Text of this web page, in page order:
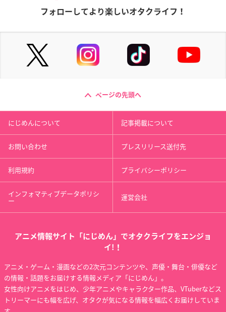
フォローしてより楽しいオタクライフ！
ページの先頭へ
にじめんについて 記事掲載について
お問い合わせ プレスリリース送付先
利用規約 プライバシーポリシー
インフォマティブデータポリシ
ー 運営会社
アニメ情報サイト「にじめん」でオタクライフをエンジョ
イ!！
アニメ・ゲーム・漫画などの2次元コンテンツや、声優・舞台・俳優など
の情報・話題をお届けする情報メディア「にじめん」。
女性向けアニメをはじめ、少年アニメやキャラクター作品、VTuberなどス
トリーマーにも幅を広げ、オタクが気になる情報を幅広くお届けしていま